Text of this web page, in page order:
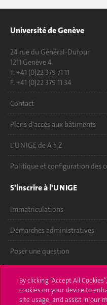
Université de Genève
24 rue du Général-Dufour
1211 Genève 4
T. +41 (0)22 379 71 11
F. +41 (0)22 379 11 34
Contact
Plans d'accès aux bâtiments
L'UNIGE de A à Z
Politique et configuration des
S'inscrire à l'UNIGE
Immatriculations
Démarches administratives
Poser une question
UNIGE Mobile
By clicking “Accept All
cookies on your device to
site usage, and assist in our